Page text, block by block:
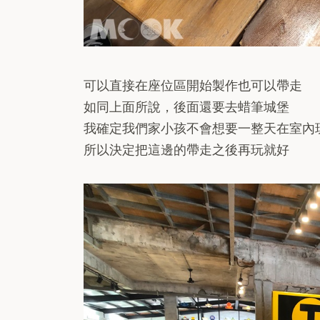
可以直接在座位區開始製作也可以帶走
如同上面所說，後面還要去蜡筆城堡
我確定我們家小孩不會想要一整天在室內
所以決定把這邊的帶走之後再玩就好